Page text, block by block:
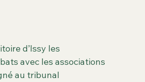
d’Issy les
avec les associations
au tribunal